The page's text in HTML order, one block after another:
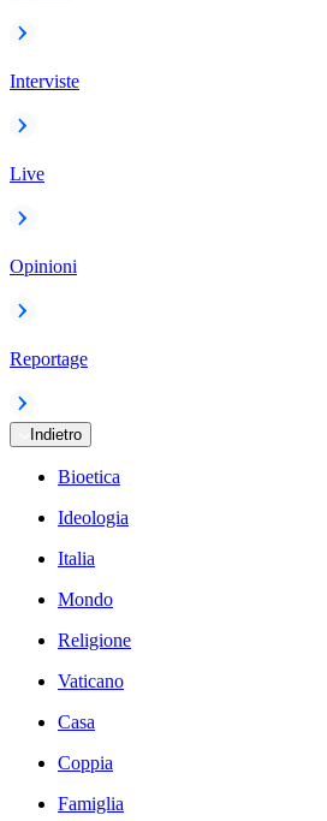
Interviste
Live
Opinioni
Reportage
Indietro
Bioetica
Ideologia
Italia
Mondo
Religione
Vaticano
Casa
Coppia
Famiglia